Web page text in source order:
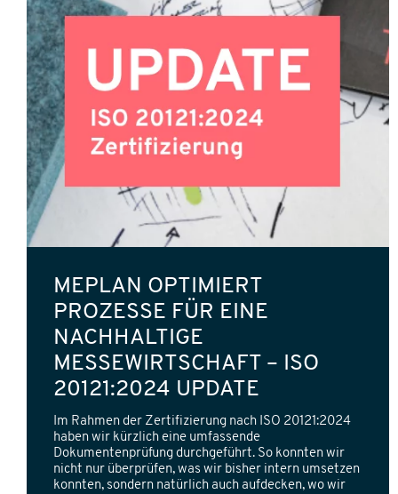
MEPLAN OPTIMIERT
PROZESSE FÜR EINE
NACHHALTIGE
MESSEWIRTSCHAFT – ISO
20121:2024 UPDATE
Im Rahmen der Zertifizierung nach ISO 20121:2024
haben wir kürzlich eine umfassende
Dokumentenprüfung durchgeführt. So konnten wir
nicht nur überprüfen, was wir bisher intern umsetzen
konnten, sondern natürlich auch aufdecken, wo wir